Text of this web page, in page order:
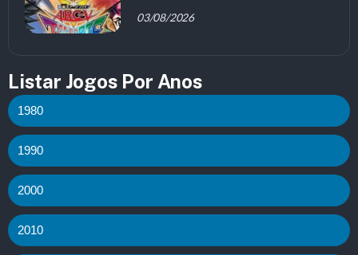
03/08/2026
Listar Jogos Por Anos
1980
1990
2000
2010